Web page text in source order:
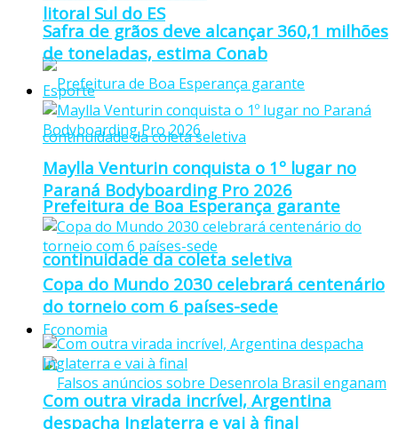
litoral Sul do ES
Prefeitura de Boa Esperança garante
continuidade da coleta seletiva
Economia
Safra de grãos deve alcançar 360,1 milhões
de toneladas, estima Conab
Esporte
Maylla Venturin conquista o 1º lugar no
Paraná Bodyboarding Pro 2026
Copa do Mundo 2030 celebrará centenário
do torneio com 6 países-sede
Com outra virada incrível, Argentina
despacha Inglaterra e vai à final